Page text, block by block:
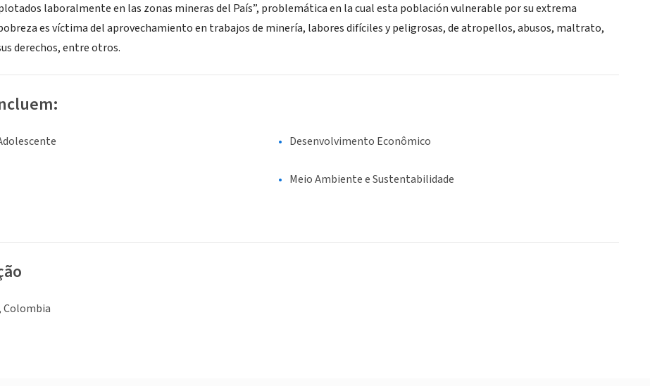
laboralmente en las zonas mineras del País”, problemática en la cual esta población vulnerable por su extrema
es víctima del aprovechamiento en trabajos de minería, labores difíciles y peligrosas, de atropellos, abusos, maltrato,
derechos, entre otros.
Desenvolvimento Econômico
Meio Ambiente e Sustentabilidade
Colombia